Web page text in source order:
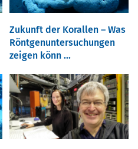
Zukunft der Korallen – Was
Röntgenuntersuchungen
zeigen könn ...